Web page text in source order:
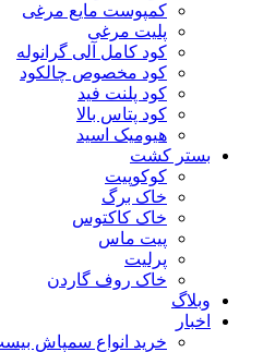
کمپوست مایع مرغی
پلیت مرغی
کود کامل آلی گرانوله
کود مخصوص چالکود
کود پلنت فید
کود پتاس بالا
هیومیک اسید
بستر کشت
کوکوپیت
خاک برگ
خاک کاکتوس
پیت ماس
پرلیت
خاک روف گاردن
وبلاگ
اخبار
خرید انواع سمپاش